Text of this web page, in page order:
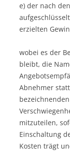
e) der nach
erzielten
wobei es der
bleibt, die
Abnehmer
mitzuteilen,
Einschaltung
Kosten trägt